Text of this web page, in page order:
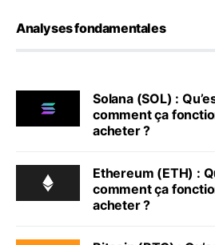
Analyses fondamentales
Solana (SOL) :
comment ça
acheter ?
Ethereum (ETH) :
comment ça
acheter ?